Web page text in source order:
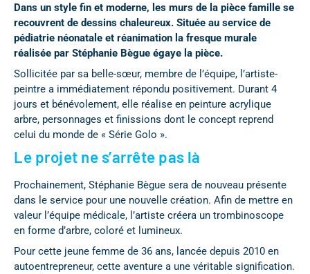
Dans un style fin et moderne, les murs de la pièce famille se
recouvrent de dessins chaleureux. Située au service de
pédiatrie néonatale et réanimation la fresque murale
réalisée par Stéphanie Bègue égaye la pièce.
Sollicitée par sa belle-sœur, membre de l’équipe, l’artiste-
peintre a immédiatement répondu positivement. Durant 4
jours et bénévolement, elle réalise en peinture acrylique
arbre, personnages et finissions dont le concept reprend
celui du monde de « Série Golo ».
Le projet ne s’arrête pas là
Prochainement, Stéphanie Bègue sera de nouveau présente
dans le service pour une nouvelle création. Afin de mettre en
valeur l’équipe médicale, l’artiste créera un trombinoscope
en forme d’arbre, coloré et lumineux.
Pour cette jeune femme de 36 ans, lancée depuis 2010 en
autoentrepreneur, cette aventure a une véritable signification.